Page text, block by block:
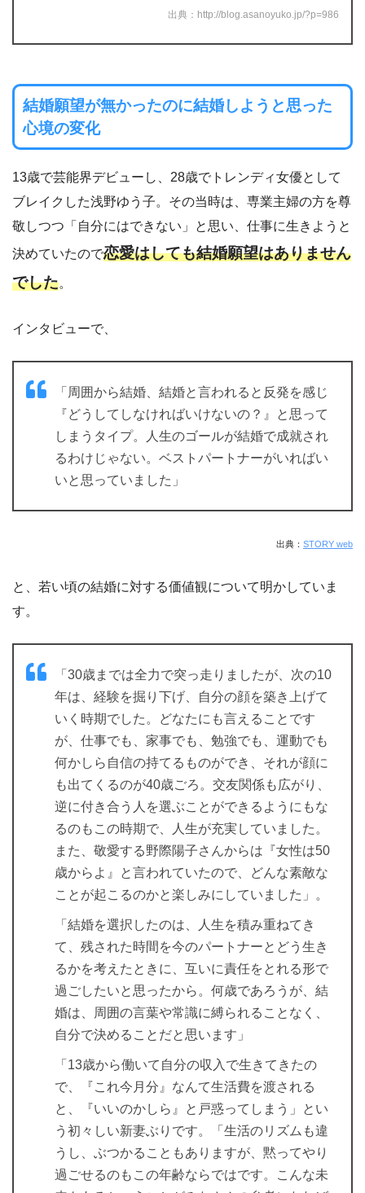
出典：http://blog.asanoyuko.jp/?p=986
結婚願望が無かったのに結婚しようと思った
心境の変化
13歳で芸能界デビューし、28歳でトレンディ女優として
ブレイクした浅野ゆう子。その当時は、専業主婦の方を尊
敬しつつ「自分にはできない」と思い、仕事に生きようと
決めていたので恋愛はしても結婚願望はありません
でした。
インタビューで、
「周囲から結婚、結婚と言われると反発を感じ
『どうしてしなければいけないの？』と思って
しまうタイプ。人生のゴールが結婚で成就され
るわけじゃない。ベストパートナーがいればい
いと思っていました」
出典： STORY web
と、若い頃の結婚に対する価値観について明かしていま
す。
「30歳までは全力で突っ走りましたが、次の10
年は、経験を掘り下げ、自分の顔を築き上げて
いく時期でした。どなたにも言えることです
が、仕事でも、家事でも、勉強でも、運動でも
何かしら自信の持てるものができ、それが顔に
も出てくるのが40歳ごろ。交友関係も広がり、
逆に付き合う人を選ぶことができるようにもな
るのもこの時期で、人生が充実していました。
また、敬愛する野際陽子さんからは『女性は50
歳からよ』と言われていたので、どんな素敵な
ことが起こるのかと楽しみにしていました」。
「結婚を選択したのは、人生を積み重ねてき
て、残された時間を今のパートナーとどう生き
るかを考えたときに、互いに責任をとれる形で
過ごしたいと思ったから。何歳であろうが、結
婚は、周囲の言葉や常識に縛られることなく、
自分で決めることだと思います」
「13歳から働いて自分の収入で生きてきたの
で、『これ今月分』なんて生活費を渡される
と、『いいのかしら』と戸惑ってしまう」とい
う初々しい新妻ぶりです。「生活のリズムも違
うし、ぶつかることもありますが、黙ってやり
過ごせるのもこの年齢ならではです。こんな未